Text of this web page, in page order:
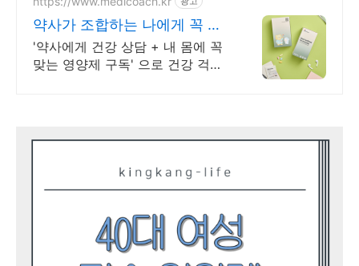
약사가 조합하는 나에게 꼭 맞
는 맞춤형 영양제.
'약사에게 건강 상담 + 내 몸에 꼭
맞는 영양제 구독' 으로 건강 걱정